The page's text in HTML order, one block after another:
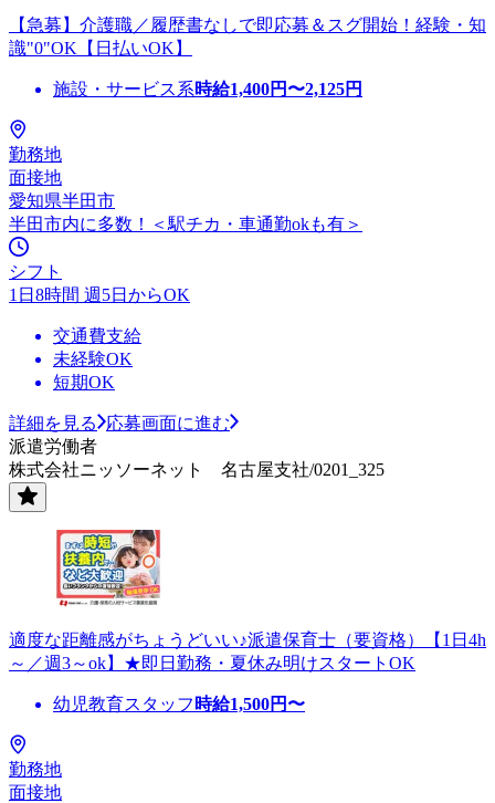
【急募】介護職／履歴書なしで即応募＆スグ開始！経験・知
識"0"OK【日払いOK】
施設・サービス系時給1,400円〜2,125円
勤務地
面接地
愛知県半田市
半田市内に多数！＜駅チカ・車通勤okも有＞
シフト
1日8時間 週5日からOK
交通費支給
未経験OK
短期OK
詳細を見る
応募画面に進む
派遣労働者
株式会社ニッソーネット 名古屋支社/0201_325
適度な距離感がちょうどいい♪派遣保育士（要資格）【1日4h
～／週3～ok】★即日勤務・夏休み明けスタートOK
幼児教育スタッフ 時給1,500円〜
勤務地
面接地